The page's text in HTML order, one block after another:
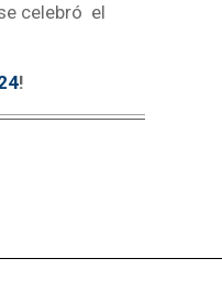
celebró el
!